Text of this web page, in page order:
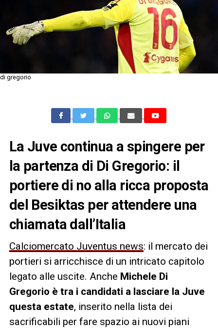
di gregorio
La Juve continua a spingere per
la partenza di Di Gregorio: il
portiere di no alla ricca proposta
del Besiktas per attendere una
chiamata dall’Italia
Calciomercato Juventus news: il mercato dei
portieri si arricchisce di un intricato capitolo
legato alle uscite. Anche Michele Di
Gregorio è tra i candidati a lasciare la Juve
questa estate, inserito nella lista dei
sacrificabili per fare spazio ai nuovi piani